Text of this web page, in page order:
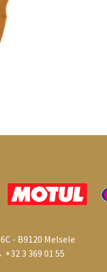
- B9120 Melsele
+32 3 369 01 55